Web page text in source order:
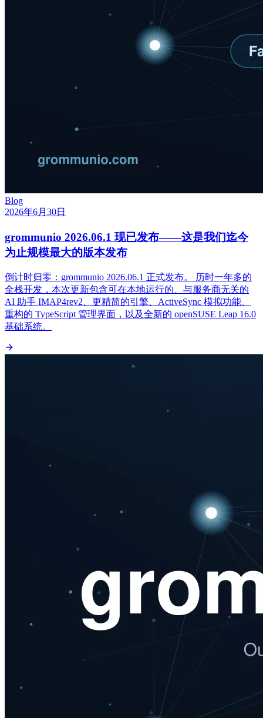
Blog
2026年6月30日
grommunio 2026.06.1 现已发布——这是我们迄今
为止规模最大的版本发布
倒计时归零：grommunio 2026.06.1 正式发布。 历时一年多的
全栈开发，本次更新包含可在本地运行的、与服务商无关的
AI 助手 IMAP4rev2、更精简的引擎、ActiveSync 模拟功能、
重构的 TypeScript 管理界面，以及全新的 openSUSE Leap 16.0
基础系统。